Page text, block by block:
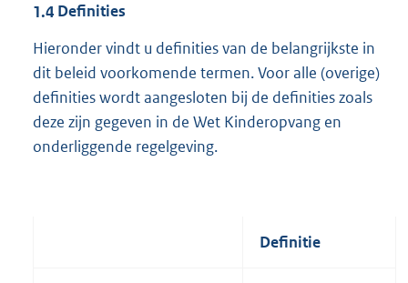
1.4 Definities
Hieronder vindt u definities van de belangrijkste in
dit beleid voorkomende termen. Voor alle (overige)
definities wordt aangesloten bij de definities zoals
deze zijn gegeven in de Wet Kinderopvang en
onderliggende regelgeving.
Definitie